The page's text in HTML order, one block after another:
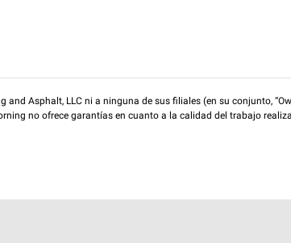
Asphalt, LLC ni a ninguna de sus filiales (en su conjunto,
no ofrece garantías en cuanto a la calidad del trabajo